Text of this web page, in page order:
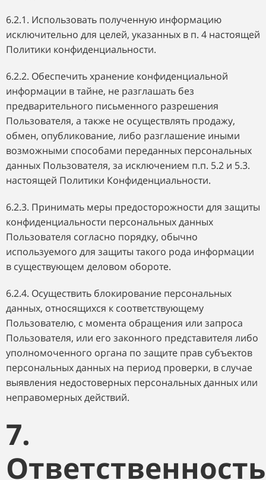
6.2.1. Использовать полученную информацию
исключительно для целей, указанных в п. 4 настоящей
Политики конфиденциальности.
6.2.2. Обеспечить хранение конфиденциальной
информации в тайне, не разглашать без
предварительного письменного разрешения
Пользователя, а также не осуществлять продажу,
обмен, опубликование, либо разглашение иными
возможными способами переданных персональных
данных Пользователя, за исключением п.п. 5.2 и 5.3.
настоящей Политики Конфиденциальности.
6.2.3. Принимать меры предосторожности для защиты
конфиденциальности персональных данных
Пользователя согласно порядку, обычно
используемого для защиты такого рода информации
в существующем деловом обороте.
6.2.4. Осуществить блокирование персональных
данных, относящихся к соответствующему
Пользователю, с момента обращения или запроса
Пользователя, или его законного представителя либо
уполномоченного органа по защите прав субъектов
персональных данных на период проверки, в случае
выявления недостоверных персональных данных или
неправомерных действий.
7.
Ответственность